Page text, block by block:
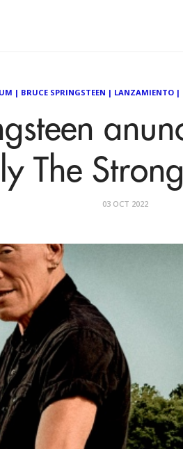
| BRUCE SPRINGSTEEN | LANZAMIENTO |
The
03 OCT 2022